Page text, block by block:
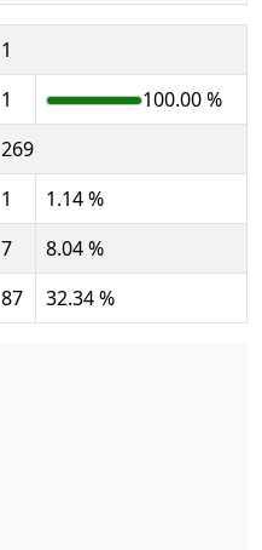
1
1
100.00 %
269
1
1.14 %
7
8.04 %
87 32.34 %